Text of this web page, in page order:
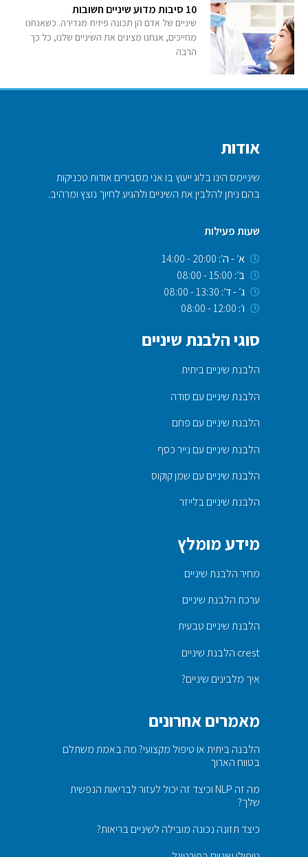
10 סיבות מדוע שיניים חשובות
שיניים של אדם הן תכונה פיזית מגדירה. כשאנחנו
מחייכים, אנחנו מציגים את השיניים שלנו, כל כך
הרבה
אודות
שיניימס הינו בלוג ייעוץ בו אני מסבירים אודות טכניקות
בהם ניתן להלבין את השיניים ולהגיע לחיוך נוצץ ומרהיב.
שעות פעילות
א׳ - ה׳: 20:00 - 14:00
ב׳: 15:00 - 08:00
ג׳ - ד׳: 13:30 - 08:00
ו׳: 12:00 - 08:00
סוגי הלבנת שיניים
הלבנת שיניים ביתית
הלבנת שיניים עם סודה
הלבנת שיניים עם פחם
הלבנת שיניים עם נייר כסף
הלבנת שיניים עם שמן קוקוס
הלבנת שיניים בלייזר
מידע מומלץ
מחיר הלבנת שיניים
ערכת הלבנת שיניים
הלבנת שיניים טבעית
crest הלבנת שיניים
איך מלבינים שיניים?
מאמרים אחרונים
הלבנה ביתית או טיפול מקצועי? מה באמת משתלם
בטווח הארוך
מה זה NLP וכיצד זה יכול לעזור לבריאות הנפשית
שלך?
כיצד תזונה נכונה מובילה לשיניים בריאות?